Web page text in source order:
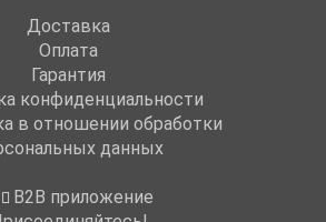
Доставка
Оплата
Гарантия
конфиденциальности
в отношении обработки
данных
B2B приложение